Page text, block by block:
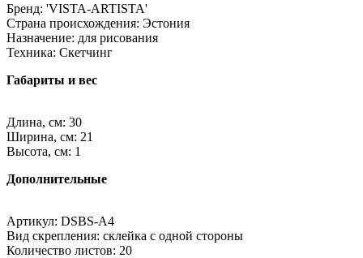
Бренд: 'VISTA-ARTISTA'
Страна происхождения: Эстония
Назначение: для рисования
Техника: Скетчинг
Габариты и вес
Длина, см: 30
Ширина, см: 21
Высота, см: 1
Дополнительные
Артикул: DSBS-A4
Вид скрепления: склейка с одной стороны
Количество листов: 20